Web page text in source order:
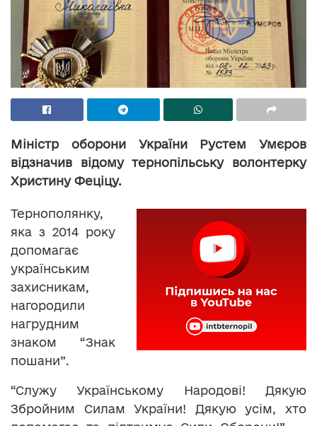
Міністр оборони України Рустем Умєров
відзначив відому тернопільську волонтерку
Христину Феціцу.
Тернополянку,
яка з 2014 року
допомагає
українським
захисникам,
нагородили
нагрудним
знаком “Знак
пошани”.
“Служу Українському Народові! Дякую
Збройним Силам України! Дякую усім, хто